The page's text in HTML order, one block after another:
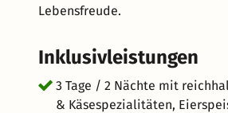
Lebensfreude.
Inklusivleistungen
3 Tage / 2 Nächte mit
& Käsespezialitäten,